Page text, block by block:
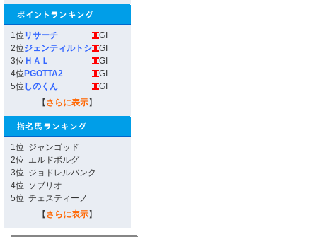
1位 リサーチ
GI
2位ジェンティルトシ
GI
3位 ＨＡＬ
GI
4位 PGOTTA2
GI
5位 しのくん
GI
【 さらに表示】
1位 ジャンゴッド
2位 エルドボルグ
3位 ジョドレルバンク
4位 ソブリオ
5位 チェスティーノ
【 さらに表示】